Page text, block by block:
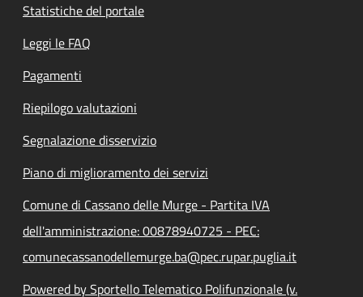
Statistiche del portale
Leggi le FAQ
Pagamenti
Riepilogo valutazioni
Segnalazione disservizio
Piano di miglioramento dei servizi
Comune di Cassano delle Murge - Partita IVA
dell'amministrazione: 00878940725 - PEC:
comunecassanodellemurge.ba@pec.rupar.puglia.it
Powered by Sportello Telematico Polifunzionale (v.